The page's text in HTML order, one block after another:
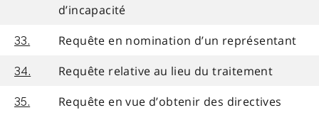
d’incapacité
33. Requête en nomination d’un représentant
34. Requête relative au lieu du traitement
35. Requête en vue d’obtenir des directives